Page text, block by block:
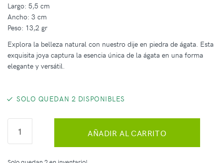
Largo: 5,5 cm
Ancho: 3 cm
Peso: 13,2 gr
Explora la belleza natural con nuestro dije en piedra de ágata. Esta
exquisita joya captura la esencia única de la ágata en una forma
elegante y versátil.
SOLO QUEDAN 2 DISPONIBLES
AÑADIR AL CARRITO